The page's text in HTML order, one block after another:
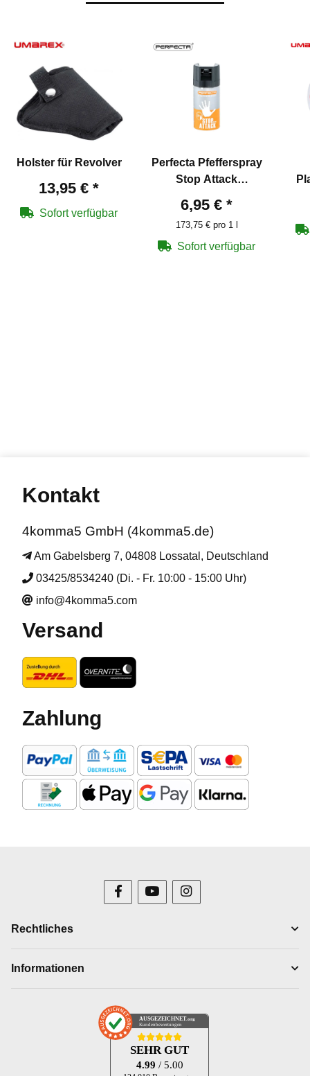
Holster für Revolver
13,95 € *
Sofort verfügbar
Perfecta Pfefferspray
Stop Attack
6,95 € *
173,75 € pro 1 l
Sofort verfügbar
Kontakt
4komma5 GmbH (4komma5.de)
Am Gabelsberg 7, 04808 Lossatal, Deutschland
03425/8534240 (Di. - Fr. 10:00 - 15:00 Uhr)
info@4komma5.com
Versand
Zahlung
Rechtliches
Informationen
AUSGEZEICHNET .org
Kundenbewertungen
SEHR GUT
4.99 / 5.00